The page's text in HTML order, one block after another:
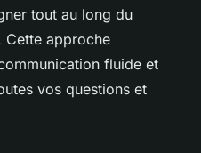
tout au long du
Cette approche
fluide et
vos questions et